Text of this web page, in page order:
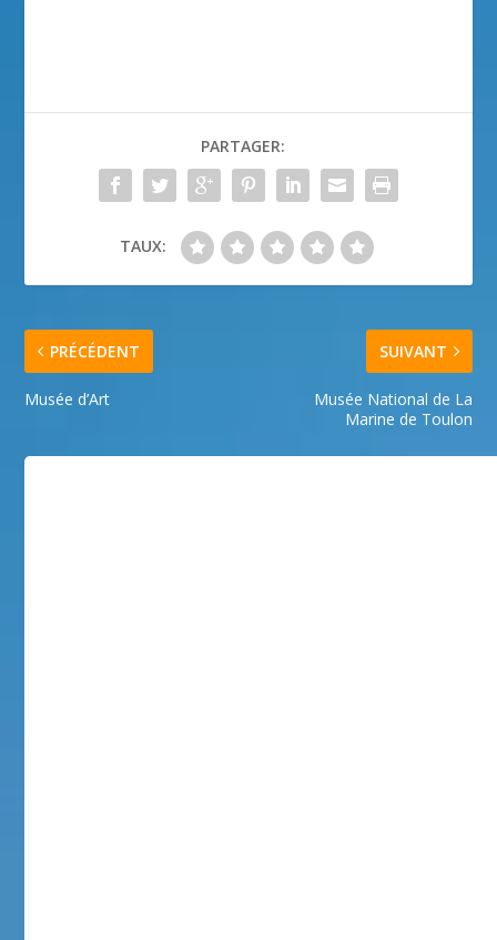
PARTAGER:
TAUX:
PRÉCÉDENT
Musée d’Art
SUIVANT
Musée National de La
Marine de Toulon